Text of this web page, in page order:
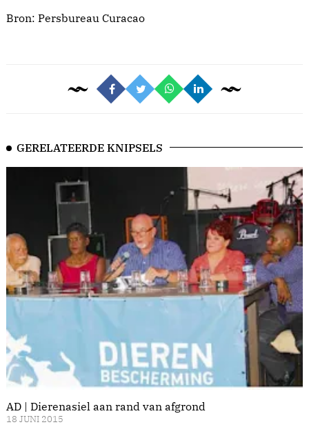
Bron: Persbureau Curacao
GERELATEERDE KNIPSELS
AD | Dierenasiel aan rand van afgrond
18 JUNI 2015